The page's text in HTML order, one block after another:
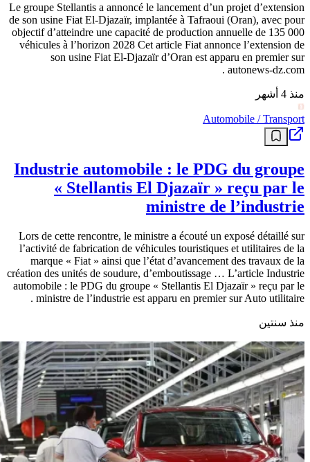
Le groupe Stellantis a annoncé le lancement d’un projet d’extension
de son usine Fiat El-Djazaïr, implantée à Tafraoui (Oran), avec pour
objectif d’atteindre une capacité de production annuelle de 135 000
véhicules à l’horizon 2028 Cet article Fiat annonce l’extension de
son usine Fiat El-Djazaïr d’Oran est apparu en premier sur
autonews-dz.com .
منذ 4 أشهر
Automobile / Transport
Industrie automobile : le PDG du groupe
« Stellantis El Djazaïr » reçu par le
ministre de l’industrie
Lors de cette rencontre, le ministre a écouté un exposé détaillé sur
l’activité de fabrication de véhicules touristiques et utilitaires de la
marque « Fiat » ainsi que l’état d’avancement des travaux de la
création des unités de soudure, d’emboutissage … L’article Industrie
automobile : le PDG du groupe « Stellantis El Djazaïr » reçu par le
ministre de l’industrie est apparu en premier sur Auto utilitaire .
منذ سنتين